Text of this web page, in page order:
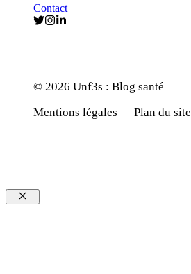
Contact
© 2026 Unf3s : Blog santé
Mentions légales
Plan du site
Fermer